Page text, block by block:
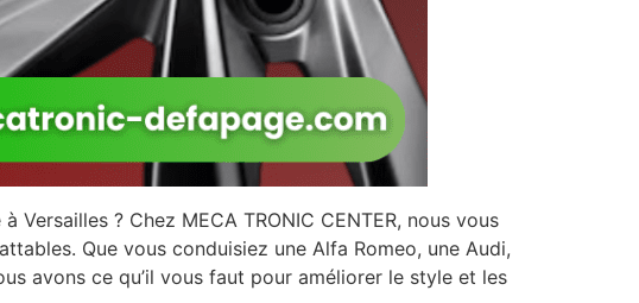
? Chez MECA TRONIC CENTER, nous vous
Que vous conduisiez une Alfa Romeo, une Audi,
avons ce qu’il vous faut pour améliorer le style et les